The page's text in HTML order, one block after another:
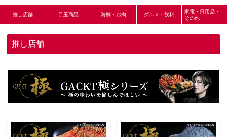
推し店舗 目玉商品 海鮮・お肉 グルメ・飲料
家電・日用品・
その他
推し店舗